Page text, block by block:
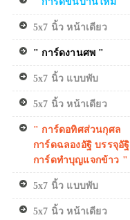
5x7 นิ้ว หน้าเดียว
" การ์ดงานศพ "
5x7 นิ้ว แบบพับ
5x7 นิ้ว หน้าเดียว
" การ์ดอทิศส่วนกุศล
การ์ดฉลองอัฐิ บรรจุอัฐิ
การ์ดทำบุญแจกข้าว "
5x7 นิ้ว แบบพับ
5x7 นิ้ว หน้าเดียว